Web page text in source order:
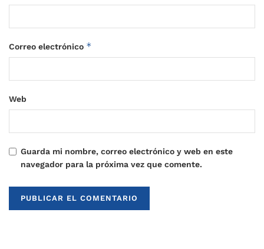
Correo electrónico *
Web
Guarda mi nombre, correo electrónico y web en este
navegador para la próxima vez que comente.